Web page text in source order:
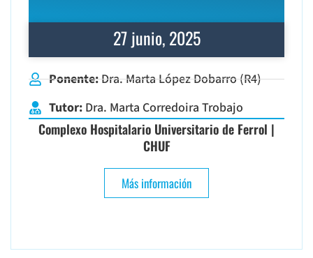
27 junio, 2025
Ponente:Dra. Marta López Dobarro (R4)
Tutor: Dra. Marta Corredoira Trobajo
Complexo Hospitalario Universitario de Ferrol |
CHUF
Más información